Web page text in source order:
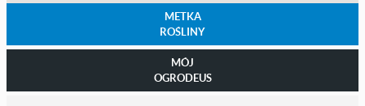
METKA
ROŚLINY
MÓJ
OGRODEUS